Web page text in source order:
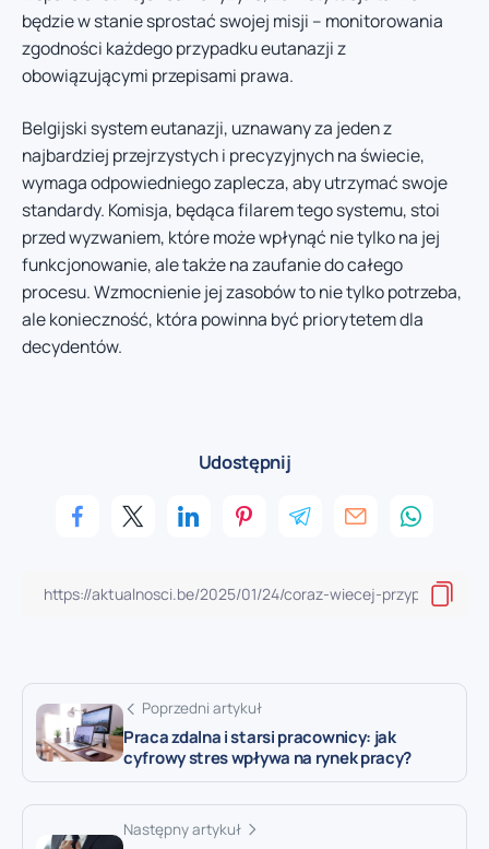
będzie w stanie sprostać swojej misji – monitorowania
zgodności każdego przypadku eutanazji z
obowiązującymi przepisami prawa.
Belgijski system eutanazji, uznawany za jeden z
najbardziej przejrzystych i precyzyjnych na świecie,
wymaga odpowiedniego zaplecza, aby utrzymać swoje
standardy. Komisja, będąca filarem tego systemu, stoi
przed wyzwaniem, które może wpłynąć nie tylko na jej
funkcjonowanie, ale także na zaufanie do całego
procesu. Wzmocnienie jej zasobów to nie tylko potrzeba,
ale konieczność, która powinna być priorytetem dla
decydentów.
Udostępnij
Poprzedni artykuł
Praca zdalna i starsi pracownicy: jak
cyfrowy stres wpływa na rynek pracy?
Następny artykuł